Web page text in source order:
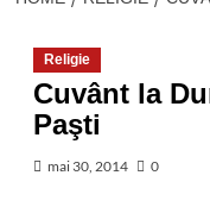
Religie
Cuvânt la
Paşti
mai 30, 2014 0